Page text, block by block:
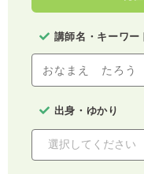
講師名・キーワー
出身・ゆかり